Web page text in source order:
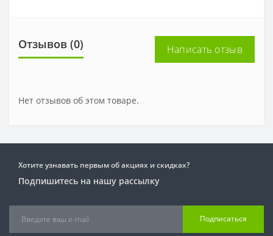
Отзывов (0) Написать отзыв
Нет отзывов об этом товаре.
Хотите узнавать первым об акциях и скидках?
Подпишитесь на нашу рассылку
Подписаться